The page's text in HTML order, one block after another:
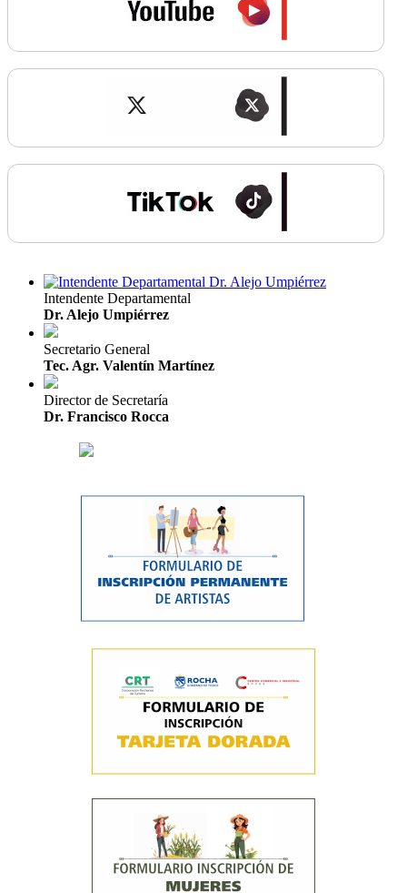
Intendente Departamental
Dr. Alejo Umpiérrez
Secretario General
Tec. Agr. Valentín Martínez
Director de Secretaría
Dr. Francisco Rocca